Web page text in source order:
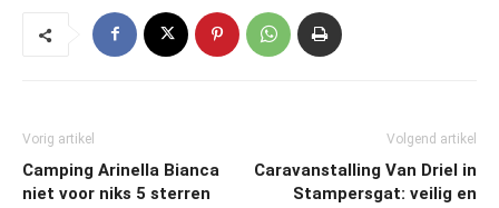
Vorig artikel
Camping Arinella Bianca
niet voor niks 5 sterren
Volgend artikel
Caravanstalling Van Driel in
Stampersgat: veilig en